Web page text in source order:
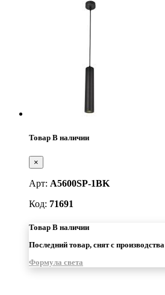
Товар В наличии
×
Арт: A5600SP-1BK
Код: 71691
Товар В наличии
Последний товар, снят с производства
Формула света